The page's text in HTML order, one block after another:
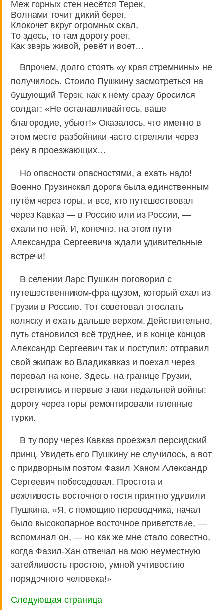
Меж горных стен несётся Терек,
Волнами точит дикий берег,
Клокочет вкруг огромных скал,
То здесь, то там дорогу роет,
Как зверь живой, ревёт и воет…
Впрочем, долго стоять «у края стремнины» не
получилось. Стоило Пушкину засмотреться на
бушующий Терек, как к нему сразу бросился
солдат: «Не останавливайтесь, ваше
благородие, убьют!» Оказалось, что именно в
этом месте разбойники часто стреляли через
реку в проезжающих…
Но опасности опасностями, а ехать надо!
Военно-Грузинская дорога была единственным
путём через горы, и все, кто путешествовал
через Кавказ — в Россию или из России, —
ехали по ней. И, конечно, на этом пути
Александра Сергеевича ждали удивительные
встречи!
В селении Ларс Пушкин поговорил с
путешественником-французом, который ехал из
Грузии в Россию. Тот советовал отослать
коляску и ехать дальше верхом. Действительно,
путь становился всё труднее, и в конце концов
Александр Сергеевич так и поступил: отправил
свой экипаж во Владикавказ и поехал через
перевал на коне. Здесь, на границе Грузии,
встретились и первые знаки недальней войны:
дорогу через горы ремонтировали пленные
турки.
В ту пору через Кавказ проезжал персидский
принц. Увидеть его Пушкину не случилось, а вот
с придворным поэтом Фазил-Ханом Александр
Сергеевич побеседовал. Простота и
вежливость восточного гостя приятно удивили
Пушкина. «Я, с помощию переводчика, начал
было высокопарное восточное приветствие, —
вспоминал он, — но как же мне стало совестно,
когда Фазил-Хан отвечал на мою неуместную
затейливость простою, умной учтивостию
порядочного человека!»
Следующая страница